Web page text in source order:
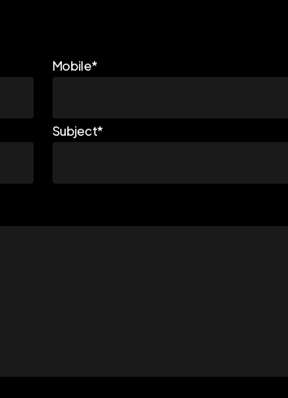
Mobile*
Subject*